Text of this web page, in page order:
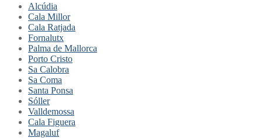
Alcúdia
Cala Millor
Cala Ratjada
Fornalutx
Palma de Mallorca
Porto Cristo
Sa Calobra
Sa Coma
Santa Ponsa
Sóller
Valldemossa
Cala Figuera
Magaluf